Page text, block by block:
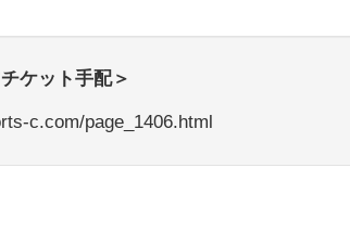
ケット手配＞
c.com/page_1406.html